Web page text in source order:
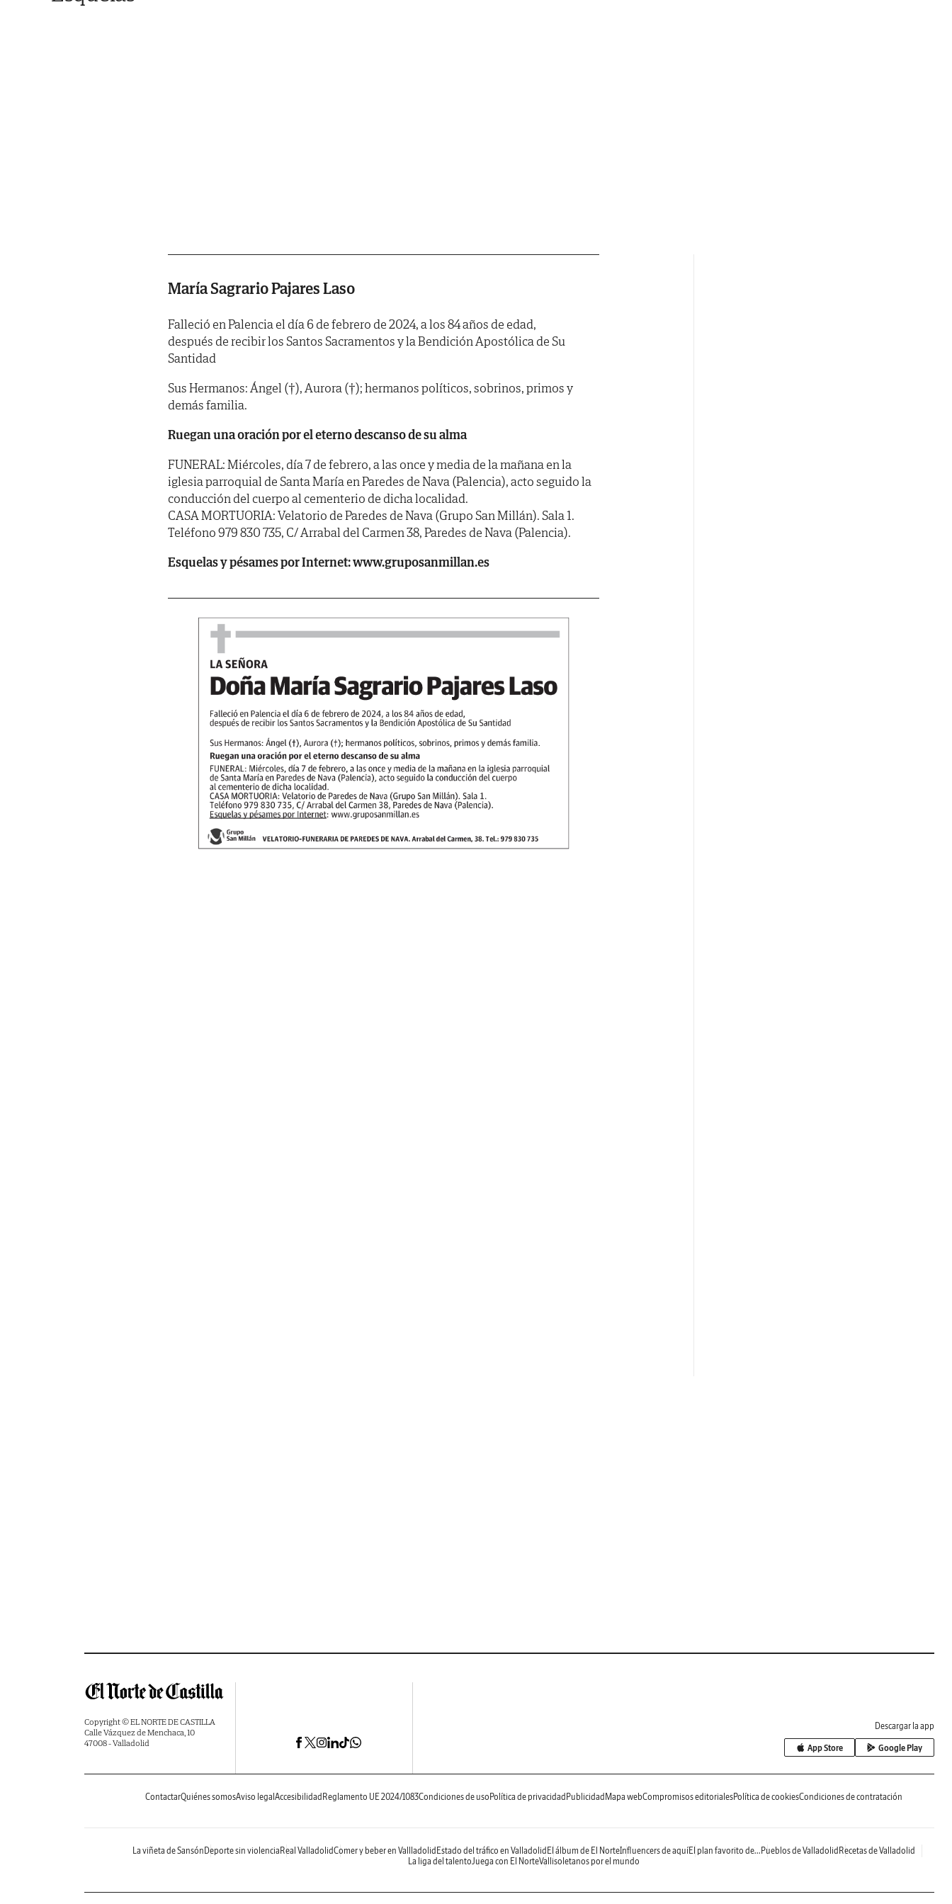
María Sagrario Pajares Laso
Falleció en Palencia el día 6 de febrero de 2024, a los 84 años de edad,
después de recibir los Santos Sacramentos y la Bendición Apostólica de Su
Santidad
Sus Hermanos: Ángel (†), Aurora (†); hermanos políticos, sobrinos, primos y
demás familia.
Ruegan una oración por el eterno descanso de su alma
FUNERAL: Miércoles, día 7 de febrero, a las once y media de la mañana en la
iglesia parroquial de Santa María en Paredes de Nava (Palencia), acto seguido la
conducción del cuerpo al cementerio de dicha localidad.
CASA MORTUORIA: Velatorio de Paredes de Nava (Grupo San Millán). Sala 1.
Teléfono 979 830 735, C/ Arrabal del Carmen 38, Paredes de Nava (Palencia).
Esquelas y pésames por Internet: www.gruposanmillan.es
Copyright © EL NORTE DE CASTILLA
Calle Vázquez de Menchaca, 10
47008 - Valladolid
Descargar la app
App Store Google Play
ContactarQuiénes somosAviso legal Accesibilidad Reglamento UE 2024/1083Condiciones de uso Política de privacidad Publicidad Mapa webCompromisos editorialesPolítica de cookiesCondiciones de contratación
La viñeta de Sansón Deporte sin violencia Real ValladolidComer y beber en Vallladolid Estado del tráfico en Valladolid El álbum de El NorteInfluencers de aquíEl plan favorito de... Pueblos de Valladolid Recetas de Valladolid
La liga del talentoJuega con El NorteVallisoletanos por el mundo